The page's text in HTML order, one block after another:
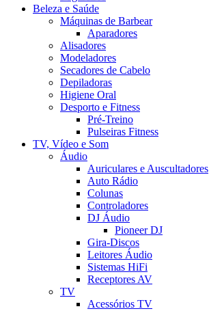
Beleza e Saúde
Máquinas de Barbear
Aparadores
Alisadores
Modeladores
Secadores de Cabelo
Depiladoras
Higiene Oral
Desporto e Fitness
Pré-Treino
Pulseiras Fitness
TV, Vídeo e Som
Áudio
Auriculares e Auscultadores
Auto Rádio
Colunas
Controladores
DJ Áudio
Pioneer DJ
Gira-Discos
Leitores Áudio
Sistemas HiFi
Receptores AV
TV
Acessórios TV